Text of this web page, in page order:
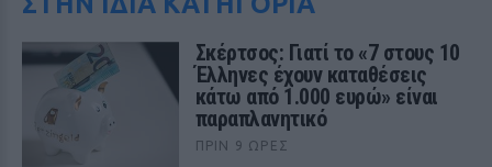
Σκέρτσος: Γιατί το «7 στους 10
Έλληνες έχουν καταθέσεις
κάτω από 1.000 ευρώ» είναι
παραπλανητικό
ΠΡΙΝ 9 ΏΡΕΣ